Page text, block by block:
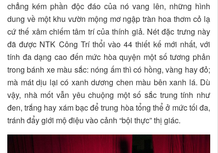
chẳng kém phần độc đáo của nó vang lên, những hình
dung về một khu vườn mộng mơ ngập tràn hoa thơm cỏ lạ
cứ thế xâm chiếm tâm trí của thính giả. Nét đặc trưng này
đã được NTK Công Trí thổi vào 44 thiết kế mới nhất, với
tính đa dạng cao đến mức hòa quyện một số tương phản
trong bánh xe màu sắc: nóng ấm thì có hồng, vàng hay đỏ;
mà mát dịu lại có xanh dương chen màu bên xanh lá. Dù
vậy, nhà mốt vẫn yêu chuộng một số sắc trung tính như
đen, trắng hay xám bạc để trung hòa tổng thể ở mức tối đa,
tránh đẩy giới mộ điệu vào cảnh “bội thực” thị giác.